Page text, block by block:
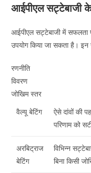
आईपीएल सट्टेबाजी
आईपीएल सट्टेबाजी में सफलता
उपयोग किया जा सकता है। इन
रणनीति
विवरण
जोखिम स्तर
वैल्यू बेटिंग
ऐसे दांवों की
परिणाम को
अरबिट्राज
बेटिंग
विभिन्न
बिना किसी